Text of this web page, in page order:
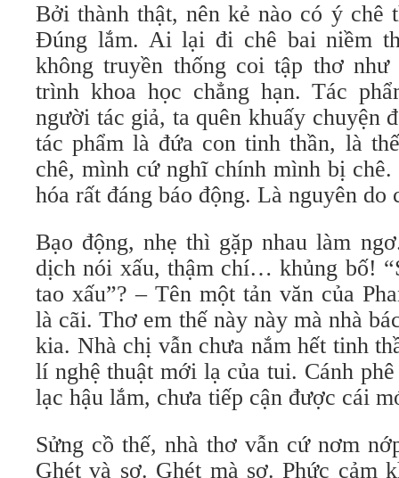
Bởi thành thật, nên kẻ nào có ý chê
Đúng lắm. Ai lại đi chê bai niềm
không truyền thống coi tập thơ
trình khoa học chẳng hạn. Tác
người tác giả, ta quên khuấy chuyện
tác phẩm là đứa con tinh thần, là
chê, mình cứ nghĩ chính mình bị
hóa rất đáng báo động. Là nguyên do
Bạo động, nhẹ thì gặp nhau làm
dịch nói xấu, thậm chí… khủng bố!
tao xấu”? – Tên một tản văn của
là cãi. Thơ em thế này này mà nhà
kia. Nhà chị vẫn chưa nắm hết tinh
lí nghệ thuật mới lạ của tui. Cánh
lạc hậu lắm, chưa tiếp cận được cái
Sửng cồ thế, nhà thơ vẫn cứ nơm
Ghét và sợ. Ghét mà sợ. Phức cảm